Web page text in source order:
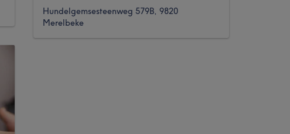
Hundelgemsesteenweg 579B, 9820
Merelbeke